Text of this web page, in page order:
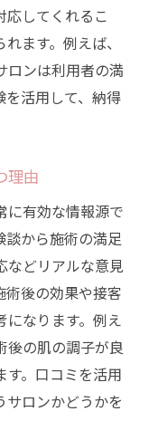
応してくれるこ
ます。例えば、
ロンは利用者の満
を活用して、納得
理由
に有効な情報源で
談から施術の満足
などリアルな意見
術後の効果や接客
なります。例え
後の肌の調子が良
す。口コミを活用
サロンかどうかを